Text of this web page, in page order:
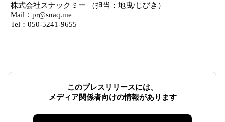
株式会社スナックミー （担当：地曳/じびき）
Mail：pr@snaq.me
Tel：050-5241-9655
このプレスリリースには、
メディア関係者向けの情報があります